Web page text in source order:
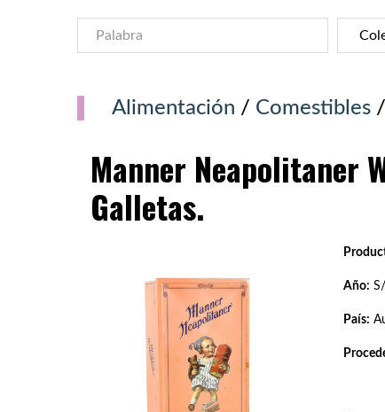
Alimentación / Comestibles /
Manner Neapolitaner
Galletas.
Año:
País: